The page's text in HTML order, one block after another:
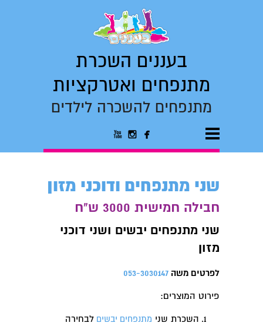
בעננים השכרת
מתנפחים ואטרקציות
מתנפחים להשכרה לילדים



שני מתנפחים ודוכני מזון
חבילה חמישית 3000 ש"ח
שני מתנפחים יבשים ושני דוכני
מזון
לפרטים משה 053-3030147
פירוט המוצרים:
השכרת שני מתנפחים יבשים לבחירה